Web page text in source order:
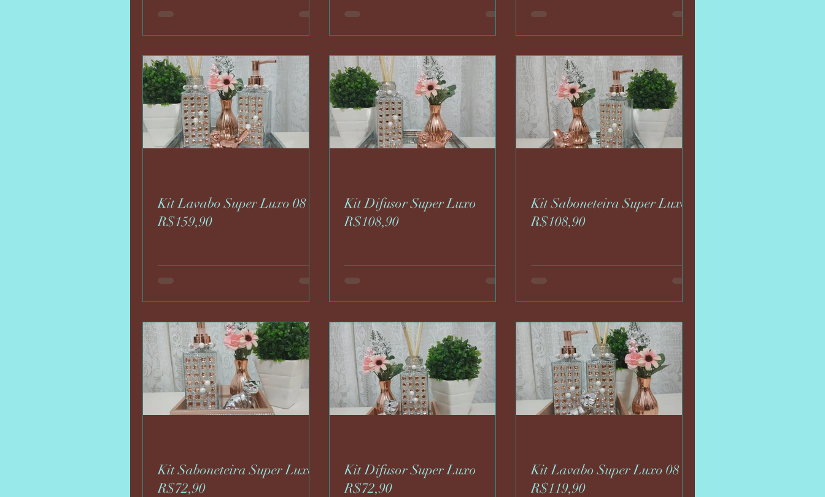
Kit Lavabo Super Luxo 08
R$159,90
Kit Difusor Super Luxo
R$108,90
Kit Saboneteira Super Luxo
R$108,90
Kit Saboneteira Super Luxo
R$72,90
Kit Difusor Super Luxo
R$72,90
Kit Lavabo Super Luxo 08
R$119,90